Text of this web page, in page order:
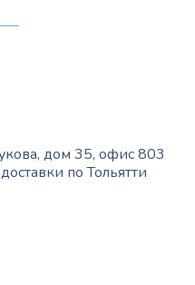
дом 35, офис 803
по Тольятти